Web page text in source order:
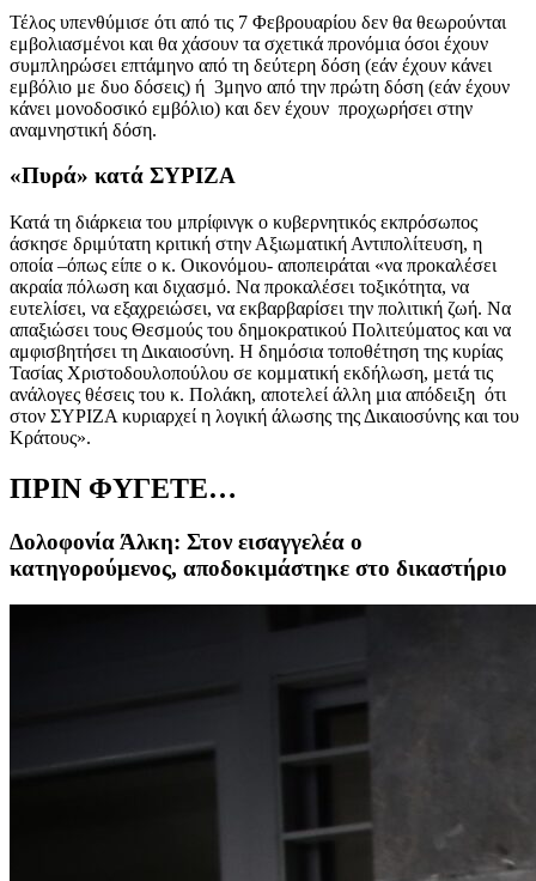
Τέλος υπενθύμισε ότι από τις 7 Φεβρουαρίου δεν θα θεωρούνται
εμβολιασμένοι και θα χάσουν τα σχετικά προνόμια όσοι έχουν
συμπληρώσει επτάμηνο από τη δεύτερη δόση (εάν έχουν κάνει
εμβόλιο με δυο δόσεις) ή 3μηνο από την πρώτη δόση (εάν έχουν
κάνει μονοδοσικό εμβόλιο) και δεν έχουν προχωρήσει στην
αναμνηστική δόση.
«Πυρά» κατά ΣΥΡΙΖΑ
Κατά τη διάρκεια του μπρίφινγκ ο κυβερνητικός εκπρόσωπος
άσκησε δριμύτατη κριτική στην Αξιωματική Αντιπολίτευση, η
οποία –όπως είπε ο κ. Οικονόμου- αποπειράται «να προκαλέσει
ακραία πόλωση και διχασμό. Να προκαλέσει τοξικότητα, να
ευτελίσει, να εξαχρειώσει, να εκβαρβαρίσει την πολιτική ζωή. Να
απαξιώσει τους Θεσμούς του δημοκρατικού Πολιτεύματος και να
αμφισβητήσει τη Δικαιοσύνη. Η δημόσια τοποθέτηση της κυρίας
Τασίας Χριστοδουλοπούλου σε κομματική εκδήλωση, μετά τις
ανάλογες θέσεις του κ. Πολάκη, αποτελεί άλλη μια απόδειξη ότι
στον ΣΥΡΙΖΑ κυριαρχεί η λογική άλωσης της Δικαιοσύνης και του
Κράτους».
ΠΡΙΝ ΦΥΓΕΤΕ…
Δολοφονία Άλκη: Στον εισαγγελέα ο
κατηγορούμενος, αποδοκιμάστηκε στο δικαστήριο